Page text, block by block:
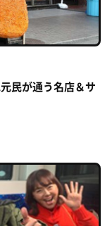
民が通う名店＆サ